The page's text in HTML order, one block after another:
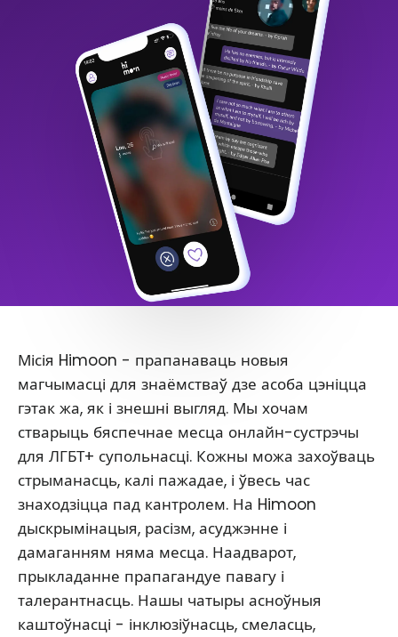
Місія Himoon - прапанаваць новыя
магчымасці для знаёмстваў дзе асоба цэніцца
гэтак жа, як і знешні выгляд. Мы хочам
стварыць бяспечнае месца онлайн-сустрэчы
для ЛГБТ+ супольнасці. Кожны можа захоўваць
стрыманасць, калі пажадае, і ўвесь час
знаходзіцца пад кантролем. На Himoon
дыскрымінацыя, расізм, асуджэнне і
дамаганням няма месца. Наадварот,
прыкладанне прапагандуе павагу і
талерантнасць. Нашы чатыры асноўныя
каштоўнасці - інклюзіўнасць, смеласць,